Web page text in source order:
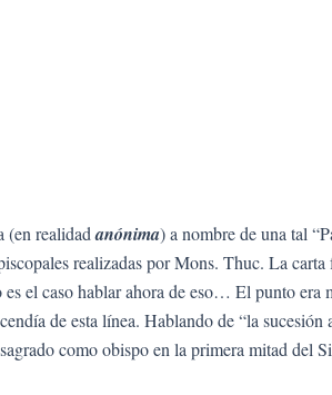
(en realidadanónima) a nombre de una tal
realizadas por Mons. Thuc. La
el caso hablar ahora de eso… El punto
de esta línea. Hablando de “la
como obispo en la primera mitad del